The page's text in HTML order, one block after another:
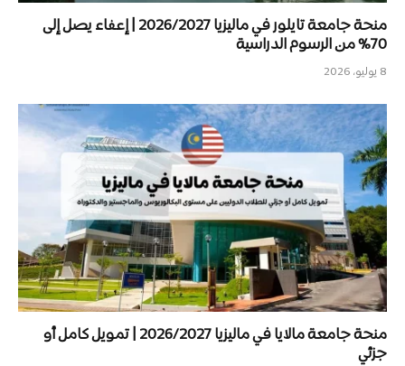
منحة جامعة تايلور في ماليزيا 2026/2027 | إعفاء يصل إلى
70% من الرسوم الدراسية
8 يوليو، 2026
منحة جامعة مالايا في ماليزيا 2026/2027 | تمويل كامل أو
جزئي